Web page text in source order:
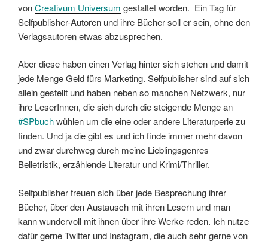
vonCreativum Universum gestaltet worden. Ein Tag für
Selfpublisher-Autoren und ihre Bücher soll er sein, ohne den
Verlagsautoren etwas abzusprechen.
Aber diese haben einen Verlag hinter sich stehen und damit
jede Menge Geld fürs Marketing. Selfpublisher sind auf sich
allein gestellt und haben neben so manchen Netzwerk, nur
ihre LeserInnen, die sich durch die steigende Menge an
#SPbuchwühlen um die eine oder andere Literaturperle zu
finden. Und ja die gibt es und ich finde immer mehr davon
und zwar durchweg durch meine Lieblingsgenres
Belletristik, erzählende Literatur und Krimi/Thriller.
Selfpublisher freuen sich über jede Besprechung ihrer
Bücher, über den Austausch mit ihren Lesern und man
kann wundervoll mit ihnen über ihre Werke reden. Ich nutze
dafür gerne Twitter und Instagram, die auch sehr gerne von